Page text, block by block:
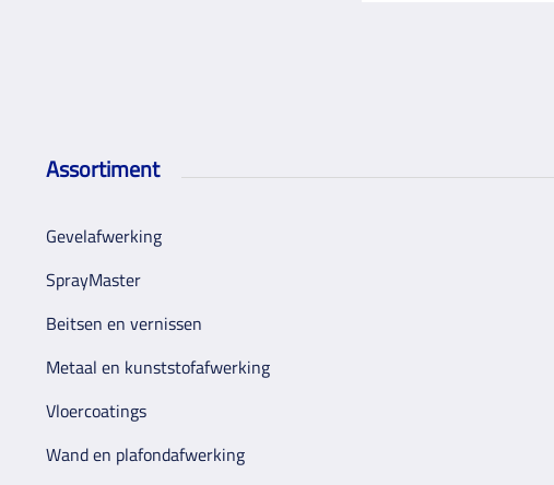
Assortiment
Gevelafwerking
SprayMaster
Beitsen en vernissen
Metaal en kunststofafwerking
Vloercoatings
Wand en plafondafwerking